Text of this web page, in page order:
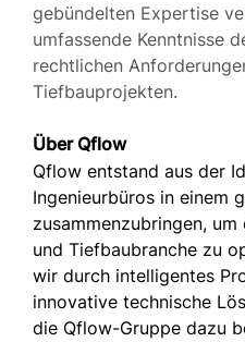
gebündelten Expertise
umfassende Kenntnisse
rechtlichen
Tiefbauprojekten.
Über Qflow
Qflow entstand aus der
Ingenieurbüros in einem
zusammenzubringen,
und Tiefbaubranche zu
wir durch intelligentes
innovative technische
die Qflow-Gruppe dazu